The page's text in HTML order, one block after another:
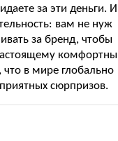
за эти деньги. И
вам не нуж
за бренд, чтобы
комфортны
что в мире глобально
сюрпризов.